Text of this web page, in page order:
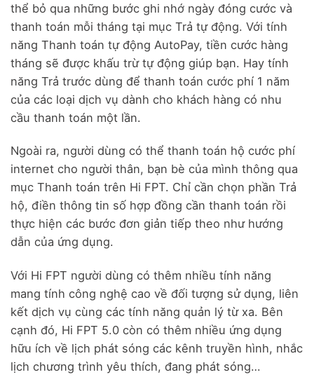
thể bỏ qua những bước ghi nhớ ngày đóng cước và
thanh toán mỗi tháng tại mục Trả tự động. Với tính
năng Thanh toán tự động AutoPay, tiền cước hàng
tháng sẽ được khấu trừ tự động giúp bạn. Hay tính
năng Trả trước dùng để thanh toán cước phí 1 năm
của các loại dịch vụ dành cho khách hàng có nhu
cầu thanh toán một lần.
Ngoài ra, người dùng có thể thanh toán hộ cước phí
internet cho người thân, bạn bè của mình thông qua
mục Thanh toán trên Hi FPT. Chỉ cần chọn phần Trả
hộ, điền thông tin số hợp đồng cần thanh toán rồi
thực hiện các bước đơn giản tiếp theo như hướng
dẫn của ứng dụng.
Với Hi FPT người dùng có thêm nhiều tính năng
mang tính công nghệ cao về đối tượng sử dụng, liên
kết dịch vụ cùng các tính năng quản lý từ xa. Bên
cạnh đó, Hi FPT 5.0 còn có thêm nhiều ứng dụng
hữu ích về lịch phát sóng các kênh truyền hình, nhắc
lịch chương trình yêu thích, đang phát sóng…